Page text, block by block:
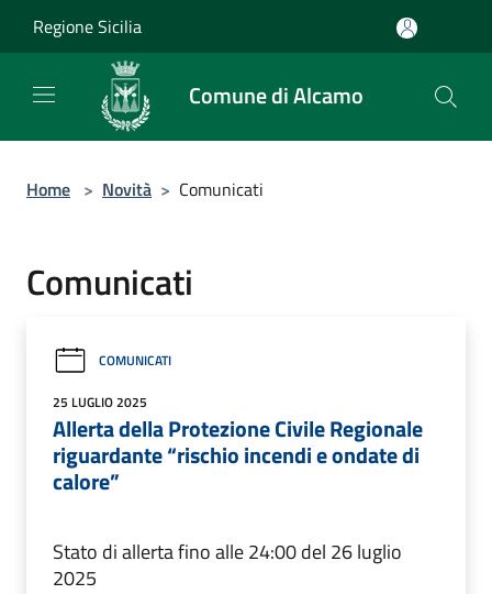
Regione Sicilia
Comune di Alcamo
Home > Novità > Comunicati
Comunicati
COMUNICATI
25 LUGLIO 2025
Allerta della Protezione Civile Regionale
riguardante “rischio incendi e ondate di
calore”
Stato di allerta fino alle 24:00 del 26 luglio
2025